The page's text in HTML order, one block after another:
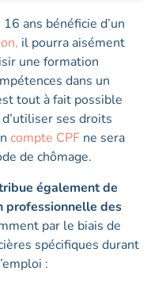
ans bénéficie d’un
il pourra aisément
une formation
dans un
tout à fait possible
ses droits
compte CPF ne sera
de chômage.
également de
professionnelle des
par le biais de
spécifiques durant
: